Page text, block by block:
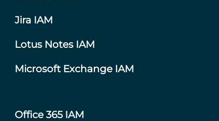
Jira IAM
Lotus Notes IAM
Microsoft Exchange IAM
Office 365 IAM